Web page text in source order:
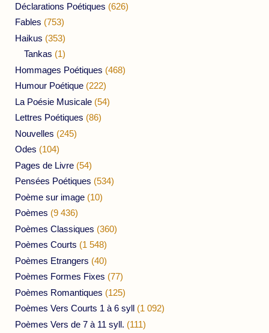
Déclarations Poétiques (626)
Fables (753)
Haikus (353)
Tankas (1)
Hommages Poétiques (468)
Humour Poétique (222)
La Poésie Musicale (54)
Lettres Poétiques (86)
Nouvelles (245)
Odes (104)
Pages de Livre (54)
Pensées Poétiques (534)
Poème sur image (10)
Poèmes (9 436)
Poèmes Classiques (360)
Poèmes Courts (1 548)
Poèmes Etrangers (40)
Poèmes Formes Fixes (77)
Poèmes Romantiques (125)
Poèmes Vers Courts 1 à 6 syll (1 092)
Poèmes Vers de 7 à 11 syll. (111)